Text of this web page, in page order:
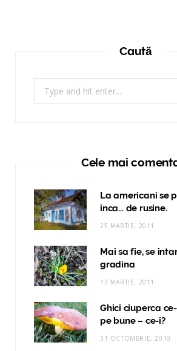
Caută
for:
Cele mai
La americani se
inca… de rusine.
25 MARTIE, 2011
Mai sa fie, se
gradina
13 MARTIE, 2011
Ghici ciuperca
pe bune – ce-i?
31 OCTOMBRIE, 2010